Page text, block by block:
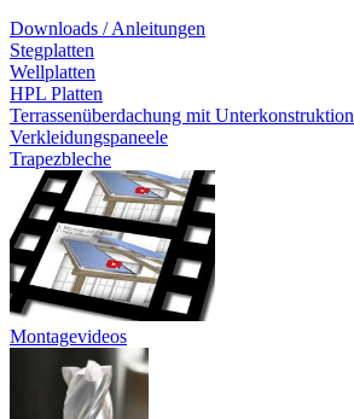
Downloads / Anleitungen
Stegplatten
Wellplatten
HPL Platten
Terrassenüberdachung mit Unterkonstruktion
Verkleidungspaneele
Trapezbleche
Montagevideos